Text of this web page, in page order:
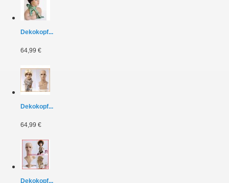
Dekokopf...
64,99 €
Dekokopf...
64,99 €
Dekokopf...